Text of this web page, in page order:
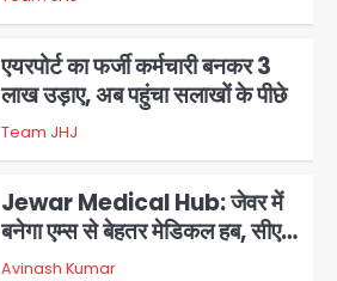
एयरपोर्ट का फर्जी कर्मचारी बनकर 3
लाख उड़ाए, अब पहुंचा सलाखों के पीछे
Team JHJ
Jewar Medical Hub: जेवर में
बनेगा एम्स से बेहतर मेडिकल हब, सीएम
योगी को लिखा पत्र
Avinash Kumar